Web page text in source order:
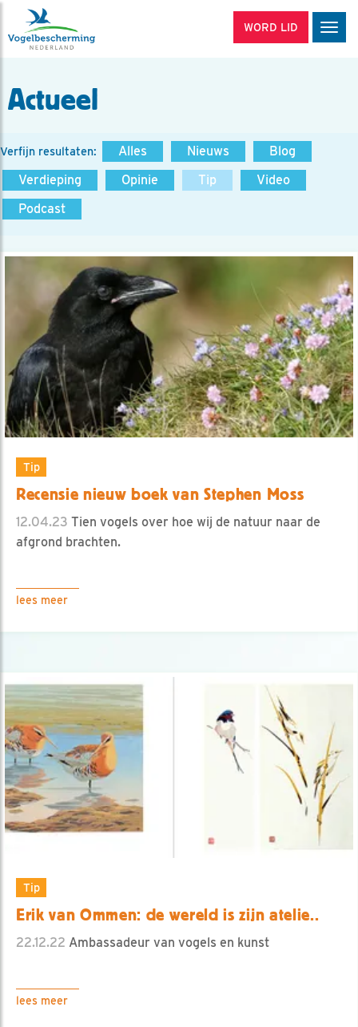
WORD LID
Actueel
Verfijn resultaten: Alles Nieuws
Blog
Verdieping
Opinie Tip
Video
Podcast
Tip
Recensie nieuw boek van Stephen Moss
12.04.23 Tien vogels over hoe wij de natuur naar de
afgrond brachten.
lees meer
Tip
Erik van Ommen: de wereld is zijn atelie..
22.12.22 Ambassadeur van vogels en kunst
lees meer